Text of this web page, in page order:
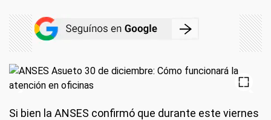
Si bien la ANSES confirmó que durante este viernes